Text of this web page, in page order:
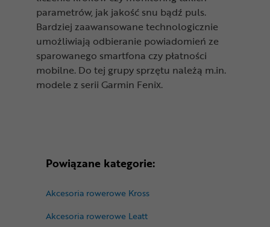
parametrów, jak jakość snu bądź puls.
Bardziej zaawansowane technologicznie
umożliwiają odbieranie powiadomień ze
sparowanego smartfona czy płatności
mobilne. Do tej grupy sprzętu należą m.in.
modele z serii Garmin Fenix.
Powiązane kategorie:
Akcesoria rowerowe Kross
Akcesoria rowerowe Leatt